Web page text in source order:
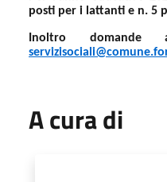
posti per i lattanti e n. 5
Inoltro
A cura di